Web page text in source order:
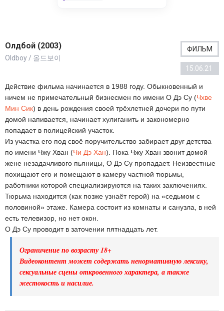
Олдбой (2003)
Oldboy / 올드보이
ФИЛЬМ
15.06.21
Действие фильма начинается в 1988 году. Обыкновенный и
ничем не примечательный бизнесмен по имени О Дэ Су (Чхве
Мин Сик) в день рождения своей трёхлетней дочери по пути
домой напивается, начинает хулиганить и закономерно
попадает в полицейский участок.
Из участка его под своё поручительство забирает друг детства
по имени Чжу Хван (Чи Дэ Хан). Пока Чжу Хван звонит домой
жене незадачливого пьяницы, О Дэ Су пропадает. Неизвестные
похищают его и помещают в камеру частной тюрьмы,
работники которой специализируются на таких заключениях.
Тюрьма находится (как позже узнаёт герой) на «седьмом с
половиной» этаже. Камера состоит из комнаты и санузла, в ней
есть телевизор, но нет окон.
О Дэ Су проводит в заточении пятнадцать лет.
Ограничение по возрасту 18+
Видеоконтент может содержать ненормативную лексику,
сексуальные сцены откровенного характера, а также
жестокость и насилие.